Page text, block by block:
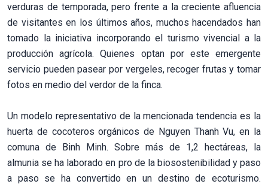
verduras de temporada, pero frente a la creciente afluencia
de visitantes en los últimos años, muchos hacendados han
tomado la iniciativa incorporando el turismo vivencial a la
producción agrícola. Quienes optan por este emergente
servicio pueden pasear por vergeles, recoger frutas y tomar
fotos en medio del verdor de la finca.
Un modelo representativo de la mencionada tendencia es la
huerta de cocoteros orgánicos de Nguyen Thanh Vu, en la
comuna de Binh Minh. Sobre más de 1,2 hectáreas, la
almunia se ha laborado en pro de la biosostenibilidad y paso
a paso se ha convertido en un destino de ecoturismo.